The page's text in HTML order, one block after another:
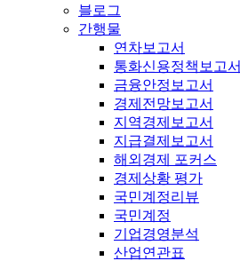
블로그
간행물
연차보고서
통화신용정책보고서
금융안정보고서
경제전망보고서
지역경제보고서
지급결제보고서
해외경제 포커스
경제상황 평가
국민계정리뷰
국민계정
기업경영분석
산업연관표